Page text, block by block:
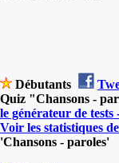
Débutants
Quiz "Chansons -
le générateur de
Voir les statistiques
'Chansons - paroles'